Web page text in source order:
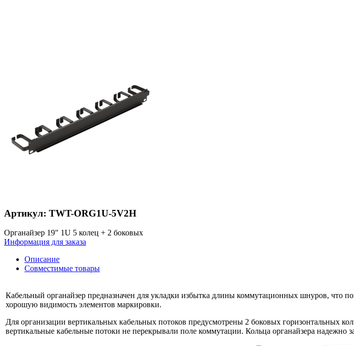
Артикул: TWT-ORG1U-5V2H
Органайзер 19" 1U 5 колец + 2 боковых
Информация для заказа
Описание
Совместимые товары
Кабельный органайзер предназначен для укладки избытка длины коммутационных шнуров, что
хорошую видимость элементов маркировки.
Для организации вертикальных кабельных потоков предусмотрены 2 боковых горизонтальных
вертикальные кабельные потоки не перекрывали поле коммутации. Кольца органайзера надежно